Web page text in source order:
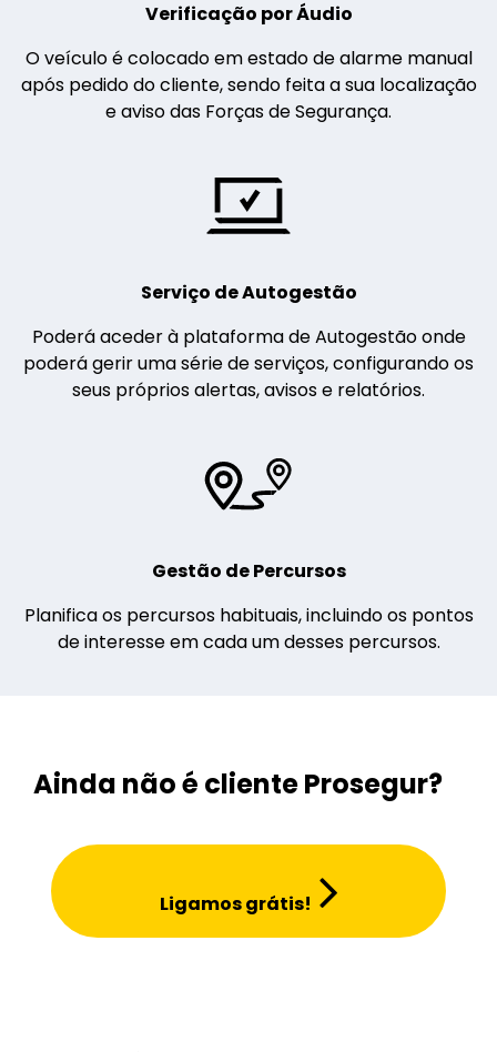
Verificação por Áudio
O veículo é colocado em estado de alarme manual
após pedido do cliente, sendo feita a sua localização
e aviso das Forças de Segurança.
Serviço de Autogestão
Poderá aceder à plataforma de Autogestão onde
poderá gerir uma série de serviços, configurando os
seus próprios alertas, avisos e relatórios.
Gestão de Percursos
Planifica os percursos habituais, incluindo os pontos
de interesse em cada um desses percursos.
Ainda não é cliente Prosegur?
Ligamos grátis!